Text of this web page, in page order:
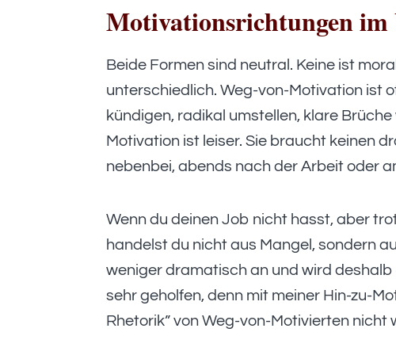
Motivationsrichtungen
Beide Formen sind neutral. Keine ist
unterschiedlich. Weg-von-Motivation ist
kündigen, radikal umstellen, klare
Motivation ist leiser. Sie braucht keinen
nebenbei, abends nach der Arbeit oder
Wenn du deinen Job nicht hasst, aber
handelst du nicht aus Mangel, sondern
weniger dramatisch an und wird
sehr geholfen, denn mit meiner Hin-zu-
Rhetorik” von Weg-von-Motivierten nicht